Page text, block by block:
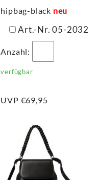
hipbag-black neu
Art.-Nr. 05-2032
Anzahl:
verfügbar
UVP €69,95